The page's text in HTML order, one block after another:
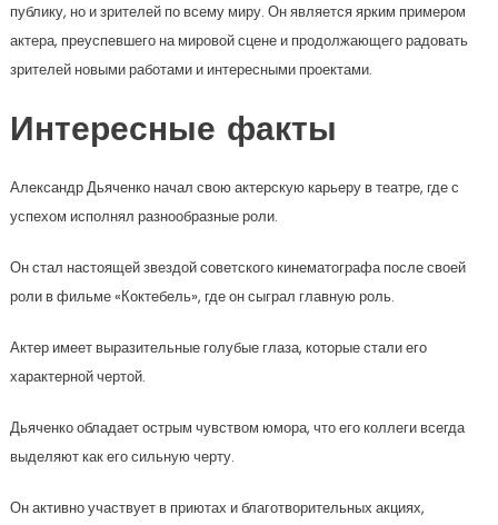
публику, но и зрителей по всему миру. Он является ярким примером
актера, преуспевшего на мировой сцене и продолжающего радовать
зрителей новыми работами и интересными проектами.
Интересные факты
Александр Дьяченко начал свою актерскую карьеру в театре, где с
успехом исполнял разнообразные роли.
Он стал настоящей звездой советского кинематографа после своей
роли в фильме «Коктебель», где он сыграл главную роль.
Актер имеет выразительные голубые глаза, которые стали его
характерной чертой.
Дьяченко обладает острым чувством юмора, что его коллеги всегда
выделяют как его сильную черту.
Он активно участвует в приютах и благотворительных акциях,